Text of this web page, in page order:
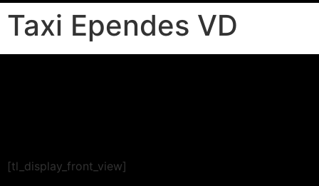
Taxi Ependes VD
[tl_display_front_view]